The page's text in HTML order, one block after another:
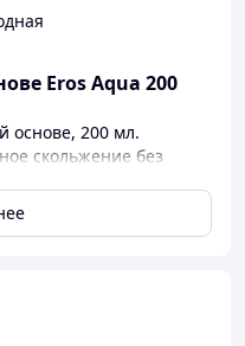
Eros Aqua 200
основе, 200 мл.
скольжение без
лубриканта
без травм,
для
и секс-